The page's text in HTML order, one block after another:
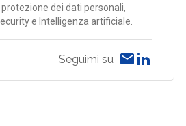
protezione dei dati personali,
e Intelligenza artificiale.
Seguimi su